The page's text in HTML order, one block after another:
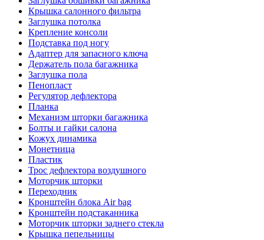
Крышка салонного фильтра
Заглушка потолка
Крепление консоли
Подставка под ногу
Адаптер для запасного ключа
Держатель пола багажника
Заглушка пола
Пенопласт
Регулятор дефлектора
Планка
Механизм шторки багажника
Болты и гайки салона
Кожух динамика
Монетница
Пластик
Трос дефлектора воздушного
Моторчик шторки
Переходник
Кронштейн блока Air bag
Кронштейн подстаканника
Моторчик шторки заднего стекла
Крышка пепельницы